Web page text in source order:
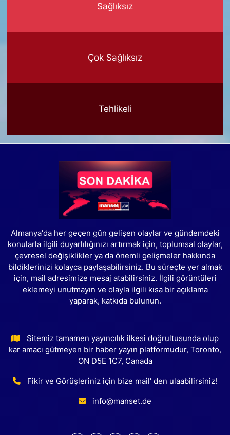
Sağlıksız
Çok Sağlıksız
Tehlikeli
Almanya'da her geçen gün gelişen olaylar ve gündemdeki
konularla ilgili duyarlılığınızı artırmak için, toplumsal olaylar,
çevresel değişiklikler ya da önemli gelişmeler hakkında
bildiklerinizi kolayca paylaşabilirsiniz. Bu süreçte yer almak
için, mail adresimize mesaj atabilirsiniz. İlgili görüntüleri
eklemeyi unutmayın ve olayla ilgili kısa bir açıklama
yaparak, katkıda bulunun.
Sitemiz tamamen yayıncılık ilkesi doğrultusunda olup
kar amacı gütmeyen bir haber yayın platformudur, Toronto,
ON D5E 1C7, Canada
Fikir ve Görüşleriniz için bize mail' den ulaabilirsiniz!
info@manset.de